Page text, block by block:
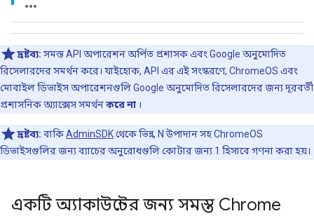
দ্রষ্টব্য: সমস্ত API অপারেশন অর্পিত প্রশাসক এবং Google অনুমোদিত
রিসেলারদের সমর্থন করে। যাইহোক, API এর এই সংস্করণে, ChromeOS এবং
মোবাইল ডিভাইস অপারেশনগুলি Google অনুমোদিত রিসেলারদের জন্য দূরবর্তী
প্রশাসনিক অ্যাক্সেস সমর্থনকরে না ।
দ্রষ্টব্য: বাকিAdminSDK থেকে ভিন্ন, N উপাদান সহ ChromeOS
ডিভাইসগুলির জন্য ব্যাচের অনুরোধগুলি কোটার জন্য 1 হিসাবে গণনা করা হয়।
একটি অ্যাকাউন্টের জন্য সমস্ত Chrome